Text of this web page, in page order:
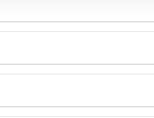
mit weiteren Daten zusammen,
haben. Sie geben